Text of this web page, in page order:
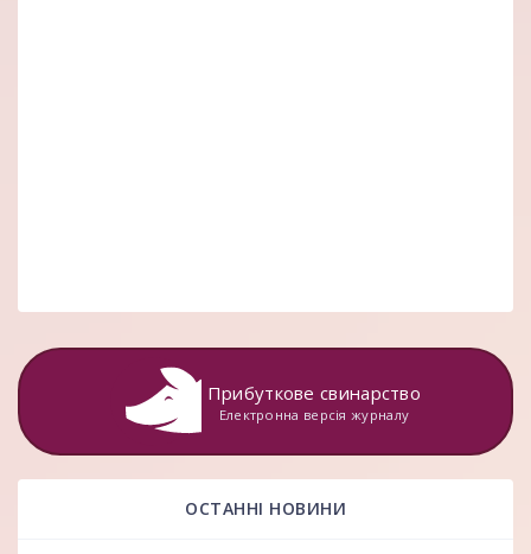
Прибуткове свинарство
Електронна версія журналу
ОСТАННІ НОВИНИ